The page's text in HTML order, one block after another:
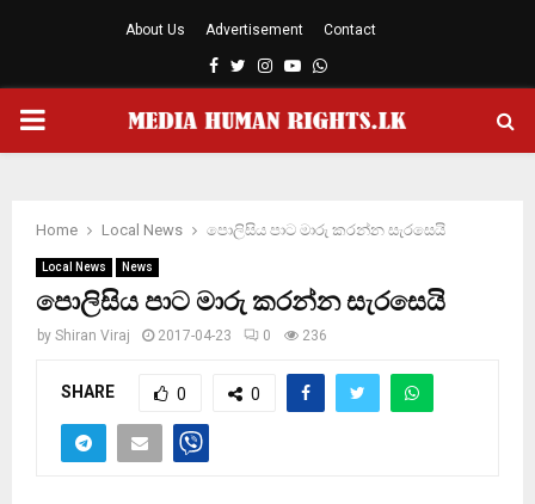
About Us Advertisement Contact
Facebook
TwitterInstagram
YoutubeWhatsapp
PRIMARY
Home Local News පොලිසිය පාට මාරු කරන්න සැරසෙයි
Local News News
පොලිසිය පාට මාරු කරන්න සැරසෙයි
by Shiran Viraj 2017-04-23 0 236
SHARE 0 0